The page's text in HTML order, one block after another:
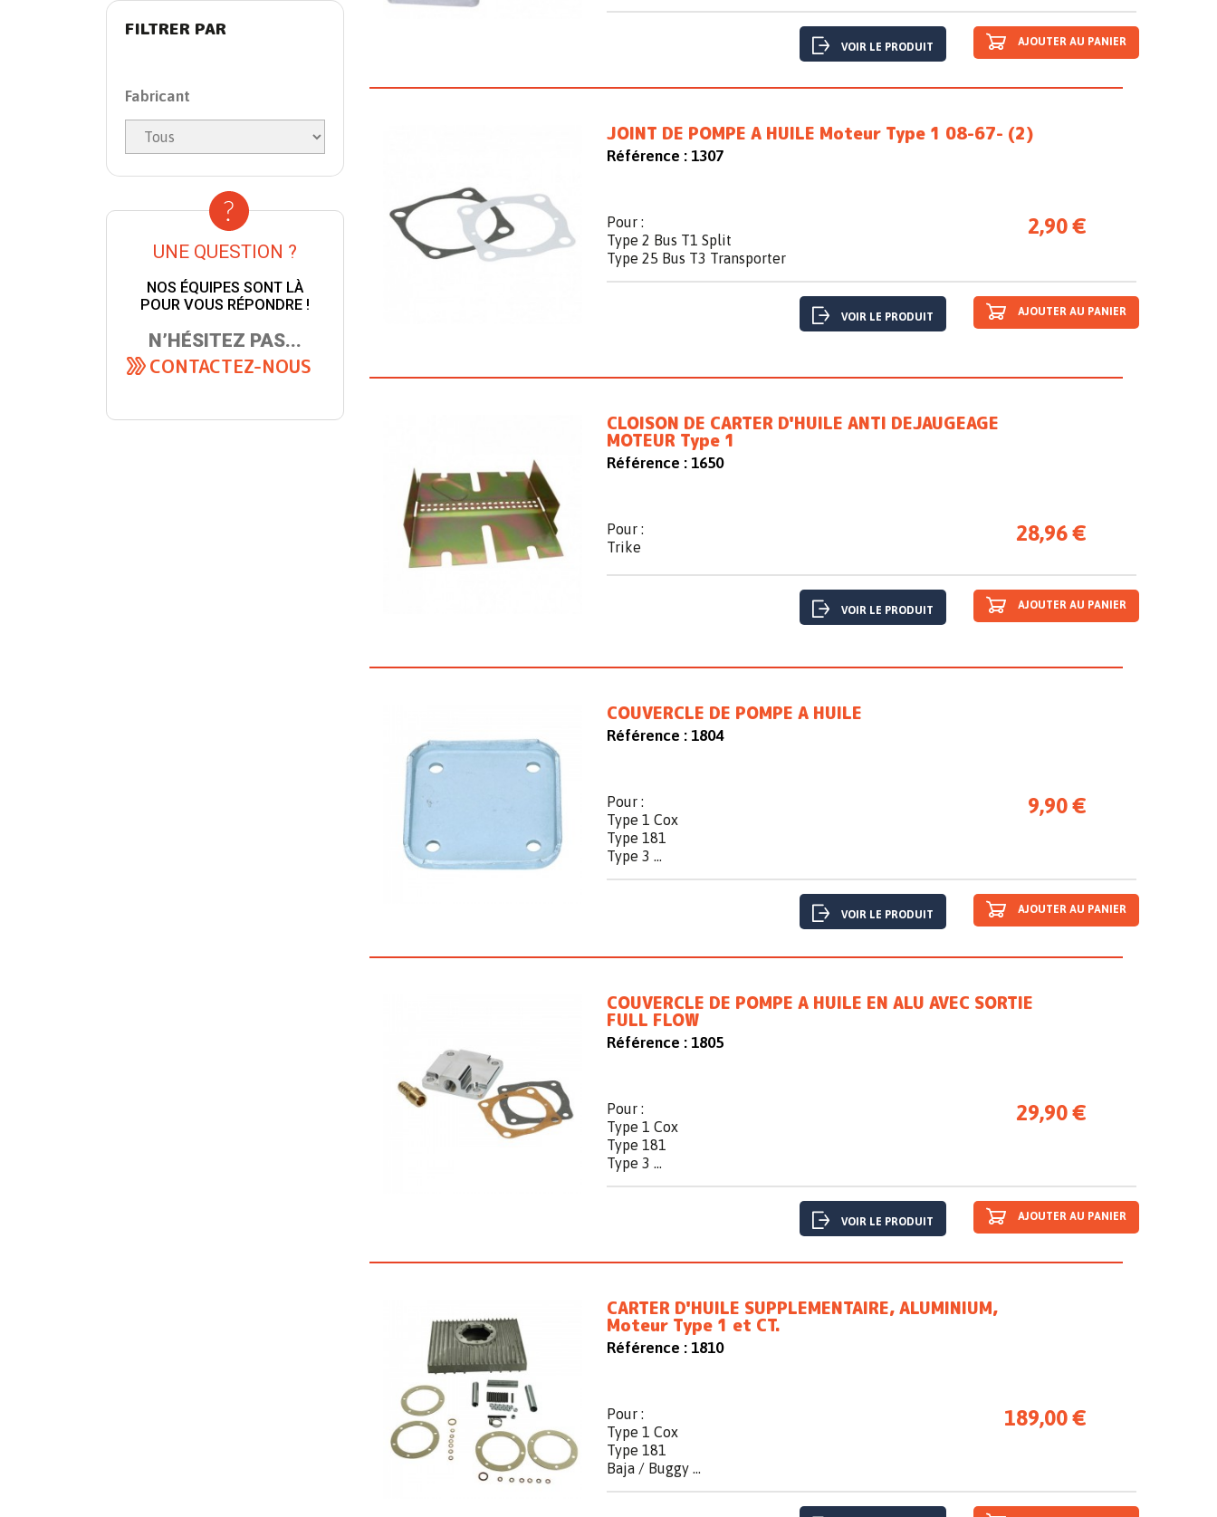
FILTRER PAR
Fabricant
UNE QUESTION ?
NOS ÉQUIPES SONT LÀ
POUR VOUS RÉPONDRE !
N’HÉSITEZ PAS...
CONTACTEZ-NOUS
VOIR LE PRODUIT AJOUTER AU PANIER
JOINT DE POMPE A HUILE Moteur Type 1 08-67- (2)
Référence : 1307
Pour :
Type 2 Bus T1 Split
Type 25 Bus T3 Transporter
2,90 €
VOIR LE PRODUIT AJOUTER AU PANIER
CLOISON DE CARTER D'HUILE ANTI DEJAUGEAGE
MOTEUR Type 1
Référence : 1650
Pour :
Trike
28,96 €
VOIR LE PRODUIT AJOUTER AU PANIER
COUVERCLE DE POMPE A HUILE
Référence : 1804
Pour :
Type 1 Cox
Type 181
Type 3 ...
9,90 €
VOIR LE PRODUIT AJOUTER AU PANIER
COUVERCLE DE POMPE A HUILE EN ALU AVEC SORTIE
FULL FLOW
Référence : 1805
Pour :
Type 1 Cox
Type 181
Type 3 ...
29,90 €
VOIR LE PRODUIT AJOUTER AU PANIER
CARTER D'HUILE SUPPLEMENTAIRE, ALUMINIUM,
Moteur Type 1 et CT.
Référence : 1810
Pour :
Type 1 Cox
Type 181
Baja / Buggy ...
189,00 €